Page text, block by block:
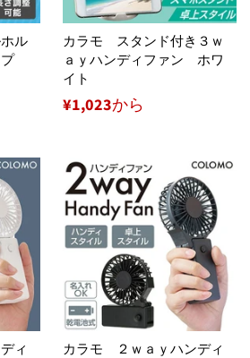
ル
カラモ スタンド付き３ｗ
ａｙハンディファン ホワ
イト
¥1,023から
ィ
カラモ ２ｗａｙハンディ